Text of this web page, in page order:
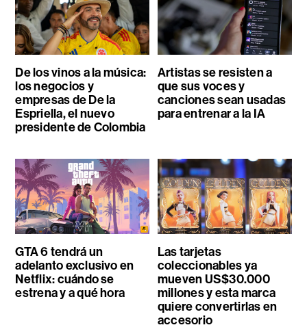
De los vinos a la música:
los negocios y
empresas de De la
Espriella, el nuevo
presidente de Colombia
Artistas se resisten a
que sus voces y
canciones sean usadas
para entrenar a la IA
GTA 6 tendrá un
adelanto exclusivo en
Netflix: cuándo se
estrena y a qué hora
Las tarjetas
coleccionables ya
mueven US$30.000
millones y esta marca
quiere convertirlas en
accesorio